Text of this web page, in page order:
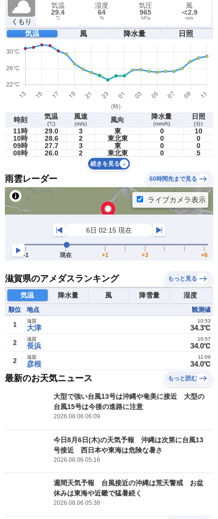
くもり
気温
29.4
℃
湿度
64
%
気圧
965
hPa
風
2.9
m/s
気温 風 降水量 日照
時刻 気温
(℃)
風速
(m/s) 風向 降水量
(mm/h)
日照
(分)
11時 29.0 3 東 0
10
10時
28.6 2 東北東 0
0
09時
27.7 3 東 0
0
08時
26.0 2 東北東 0 5
続きを見る
雨雲レーダー 60時間先まで見る
滋賀県のアメダスランキング もっと見る
気温 降水量 風 降雪量 湿度
順位 地点 観測値
1 大津
滋賀
34.3℃
10:53
2 長浜
滋賀
34.0℃
10:57
2 彦根
滋賀
34.0℃
11:09
最新のお天気ニュース もっと読む
大型で強い台風13号は沖縄や奄美に接近 大型の
台風15号は今後の進路に注意
2026.08.06 06:09
今日8月6日(木)の天気予報 沖縄は次第に台風13
号接近 西日本や東海は危険な暑さ
2026.08.06 05:16
週間天気予報 台風接近の沖縄は荒天警戒 お盆
休みは東海や近畿で猛暑続く
2026.08.06 05:38